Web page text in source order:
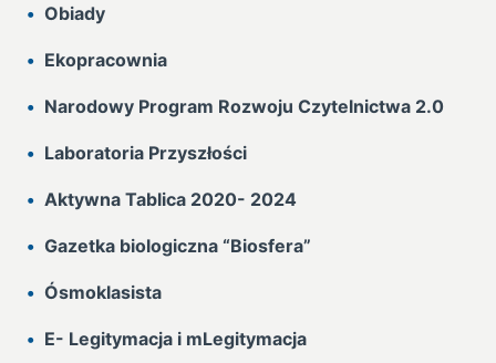
Obiady
Ekopracownia
Narodowy Program Rozwoju Czytelnictwa 2.0
Laboratoria Przyszłości
Aktywna Tablica 2020- 2024
Gazetka biologiczna “Biosfera”
Ósmoklasista
E- Legitymacja i mLegitymacja